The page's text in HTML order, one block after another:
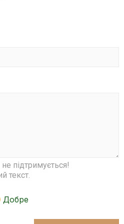
підтримується!
текст.
Добре